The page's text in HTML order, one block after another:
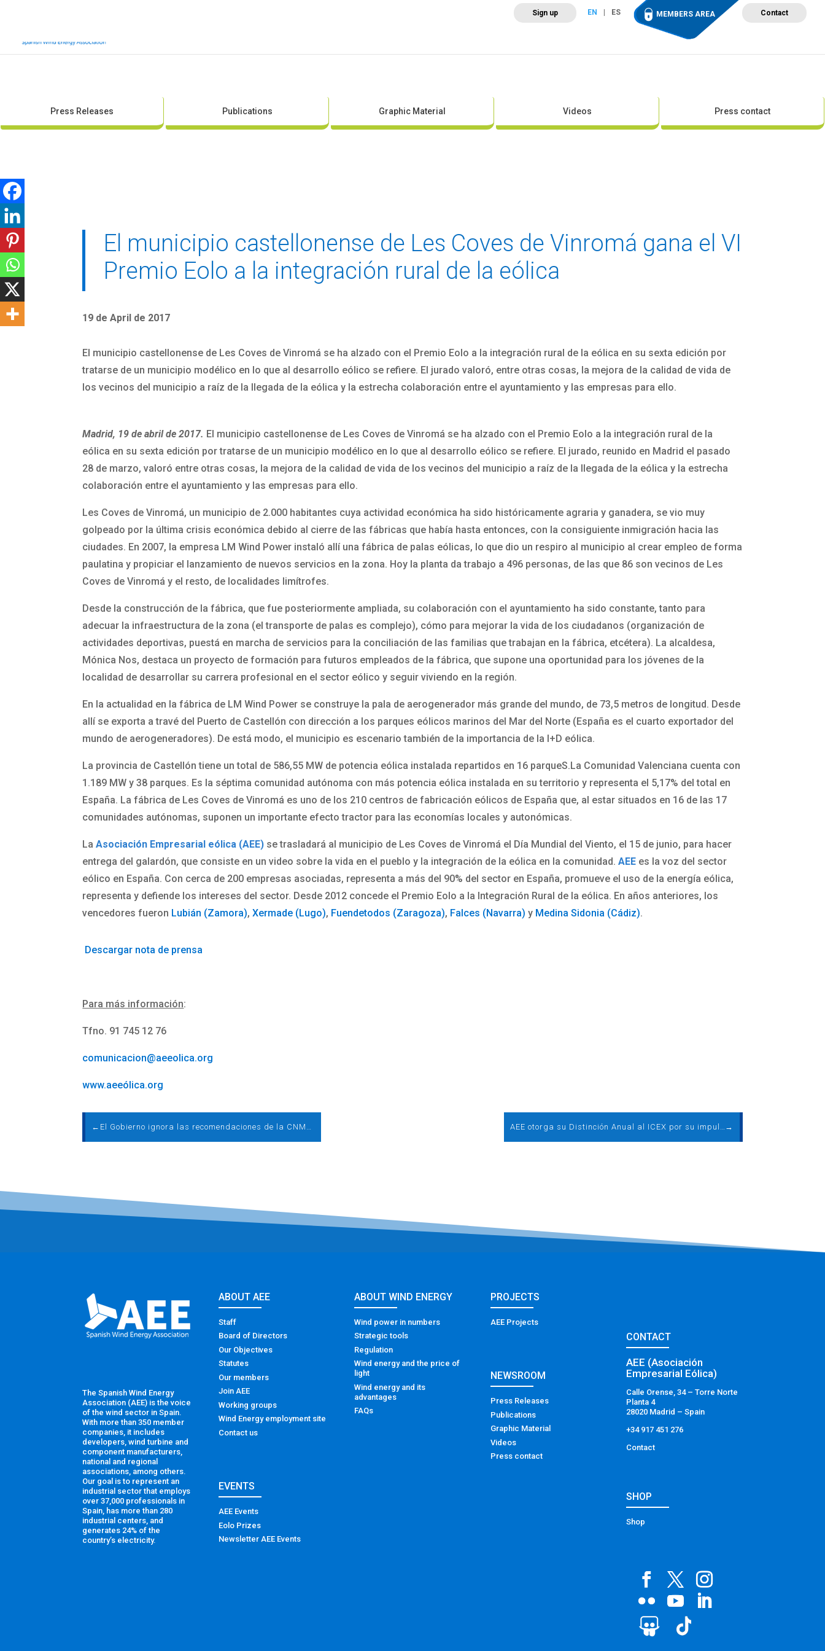
Sign up EN ES MEMBERS AREA Contact
Events Newsroom
Press Releases Publications Graphic Material Videos Press contact
El municipio castellonense de Les Coves de Vinromá gana el VI
Premio Eolo a la integración rural de la eólica
19 de April de 2017
El municipio castellonense de Les Coves de Vinromá se ha alzado con el Premio Eolo a la integración rural de la eólica en su sexta edición por
tratarse de un municipio modélico en lo que al desarrollo eólico se refiere. El jurado valoró, entre otras cosas, la mejora de la calidad de vida de
los vecinos del municipio a raíz de la llegada de la eólica y la estrecha colaboración entre el ayuntamiento y las empresas para ello.
Madrid, 19 de abril de 2017. El municipio castellonense de Les Coves de Vinromá se ha alzado con el Premio Eolo a la integración rural de la
eólica en su sexta edición por tratarse de un municipio modélico en lo que al desarrollo eólico se refiere. El jurado, reunido en Madrid el pasado
28 de marzo, valoró entre otras cosas, la mejora de la calidad de vida de los vecinos del municipio a raíz de la llegada de la eólica y la estrecha
colaboración entre el ayuntamiento y las empresas para ello.
Les Coves de Vinromá, un municipio de 2.000 habitantes cuya actividad económica ha sido históricamente agraria y ganadera, se vio muy
golpeado por la última crisis económica debido al cierre de las fábricas que había hasta entonces, con la consiguiente inmigración hacia las
ciudades. En 2007, la empresa LM Wind Power instaló allí una fábrica de palas eólicas, lo que dio un respiro al municipio al crear empleo de forma
paulatina y propiciar el lanzamiento de nuevos servicios en la zona. Hoy la planta da trabajo a 496 personas, de las que 86 son vecinos de Les
Coves de Vinromá y el resto, de localidades limítrofes.
Desde la construcción de la fábrica, que fue posteriormente ampliada, su colaboración con el ayuntamiento ha sido constante, tanto para
adecuar la infraestructura de la zona (el transporte de palas es complejo), cómo para mejorar la vida de los ciudadanos (organización de
actividades deportivas, puestá en marcha de servicios para la conciliación de las familias que trabajan en la fábrica, etcétera). La alcaldesa,
Mónica Nos, destaca un proyecto de formación para futuros empleados de la fábrica, que supone una oportunidad para los jóvenes de la
localidad de desarrollar su carrera profesional en el sector eólico y seguir viviendo en la región.
En la actualidad en la fábrica de LM Wind Power se construye la pala de aerogenerador más grande del mundo, de 73,5 metros de longitud. Desde
allí se exporta a travé del Puerto de Castellón con dirección a los parques eólicos marinos del Mar del Norte (España es el cuarto exportador del
mundo de aerogeneradores). De está modo, el municipio es escenario también de la importancia de la I+D eólica.
La provincia de Castellón tiene un total de 586,55 MW de potencia eólica instalada repartidos en 16 parqueS.La Comunidad Valenciana cuenta con
1.189 MW y 38 parques. Es la séptima comunidad autónoma con más potencia eólica instalada en su territorio y representa el 5,17% del total en
España. La fábrica de Les Coves de Vinromá es uno de los 210 centros de fabricación eólicos de España que, al estar situados en 16 de las 17
comunidades autónomas, suponen un importante efecto tractor para las economías locales y autonómicas.
LaAsociación Empresarial eólica (AEE) se trasladará al municipio de Les Coves de Vinromá el Día Mundial del Viento, el 15 de junio, para hacer
entrega del galardón, que consiste en un video sobre la vida en el pueblo y la integración de la eólica en la comunidad.AEE es la voz del sector
eólico en España. Con cerca de 200 empresas asociadas, representa a más del 90% del sector en España, promueve el uso de la energía eólica,
representa y defiende los intereses del sector. Desde 2012 concede el Premio Eolo a la Integración Rural de la eólica. En años anteriores, los
vencedores fueron Lubián (Zamora),Xermade (Lugo), Fuendetodos (Zaragoza), Falces (Navarra) y Medina Sidonia (Cádiz).
Descargar nota de prensa
Para más información:
Tfno. 91 745 12 76
comunicacion@aeeolica.org
www.aeeólica.org
← →
The Spanish Wind Energy
Association (AEE) is the voice
of the wind sector in Spain.
With more than 350 member
companies, it includes
developers, wind turbine and
component manufacturers,
national and regional
associations, among others.
Our goal is to represent an
industrial sector that employs
over 37,000 professionals in
Spain, has more than 280
industrial centers, and
generates 24% of the
country’s electricity.
ABOUT AEE
Staff
Board of Directors
Our Objectives
Statutes
Our members
Join AEE
Working groups
Wind Energy employment site
Contact us
EVENTS
AEE Events
Eolo Prizes
Newsletter AEE Events
ABOUT WIND ENERGY
Wind power in numbers
Strategic tools
Regulation
Wind energy and the price of
light
Wind energy and its
advantages
FAQs
PROJECTS
AEE Projects
NEWSROOM
Press Releases
Publications
Graphic Material
Videos
Press contact
CONTACT
AEE (Asociación
Empresarial Eólica)
Calle Orense, 34 – Torre Norte
Planta 4
28020 Madrid – Spain
+34 917 451 276
Contact
SHOP
Shop